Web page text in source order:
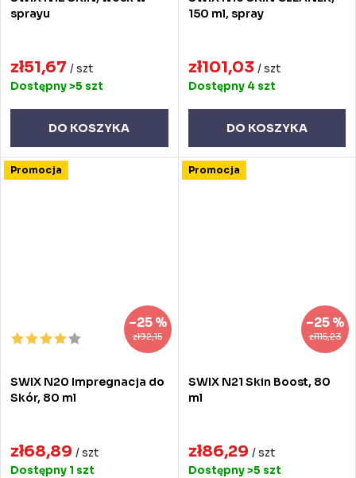
sprayu
zł51,67 / szt
Dostępny>5 szt
DO KOSZYKA
150 ml, spray
zł101,03 / szt
Dostępny 4 szt
DO KOSZYKA
Promocja
zł92,15
–25 %
SWIX N20 Impregnacja do
Skór, 80 ml
zł68,89 / szt
Dostępny 1 szt
Promocja
zł115,23
–25 %
SWIX N21 Skin Boost, 80
ml
zł86,29 / szt
Dostępny>5 szt